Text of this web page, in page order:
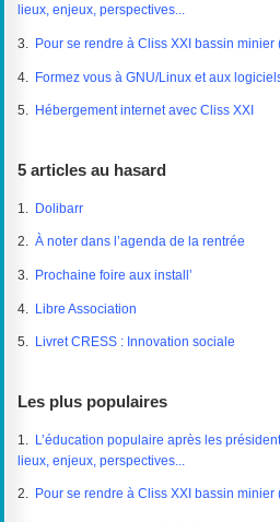
lieux, enjeux, perspectives...
3. Pour se rendre à Cliss XXI bassin minier
4. Formez vous à GNU/Linux et aux
5. Hébergement internet avec Cliss XXI
5 articles au hasard
1. Dolibarr
2.À noter dans l’agenda de la rentrée
3. Prochaine foire aux install’
4. Libre Association
5. Livret CRESS : Innovation sociale
Les plus populaires
1.
L’éducation populaire après les
lieux, enjeux, perspectives...
2. Pour se rendre à Cliss XXI bassin minier